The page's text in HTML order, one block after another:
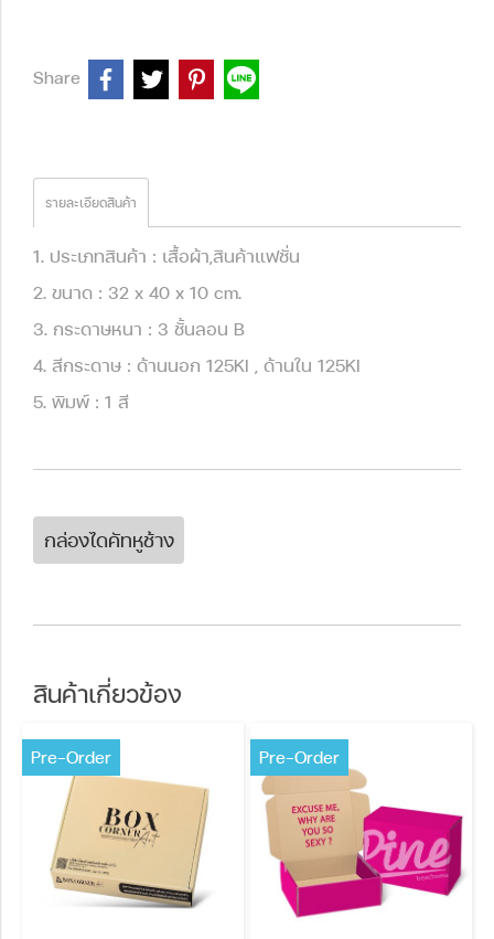
Share
รายละเอียดสินค้า
1. ประเภทสินค้า : เสื้อผ้า,สินค้าแฟชั่น
2. ขนาด : 32 x 40 x 10 cm.
3. กระดาษหนา : 3 ชั้นลอน B
4. สีกระดาษ : ด้านนอก 125KI , ด้านใน 125KI
5. พิมพ์ : 1 สี
กล่องไดคัทหูช้าง
สินค้าเกี่ยวข้อง
Pre-Order Pre-Order